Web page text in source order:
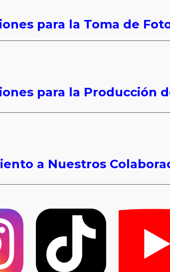
para la Toma de
para la Producción
a Nuestros